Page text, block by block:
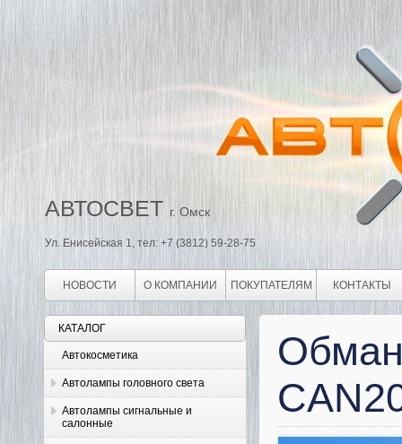
АВТОСВЕТ г. Омск
Ул. Енисейская 1, тел: +7 (3812) 59-28-75
НОВОСТИ О КОМПАНИИ ПОКУПАТЕЛЯМ КОНТАКТЫ
КАТАЛОГ
Автокосметика
Автолампы головного света
Автолампы сигнальные и
салонные